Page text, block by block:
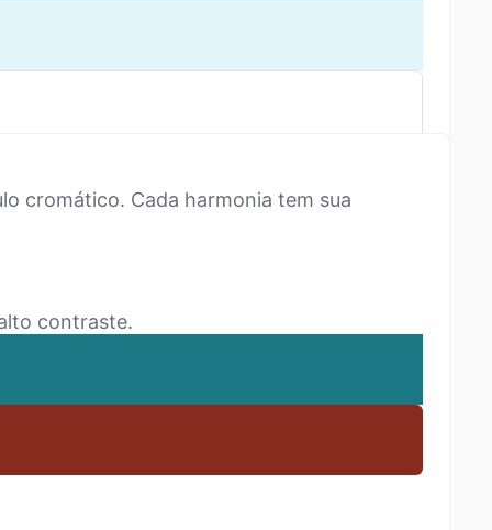
cromático. Cada harmonia tem sua
contraste.